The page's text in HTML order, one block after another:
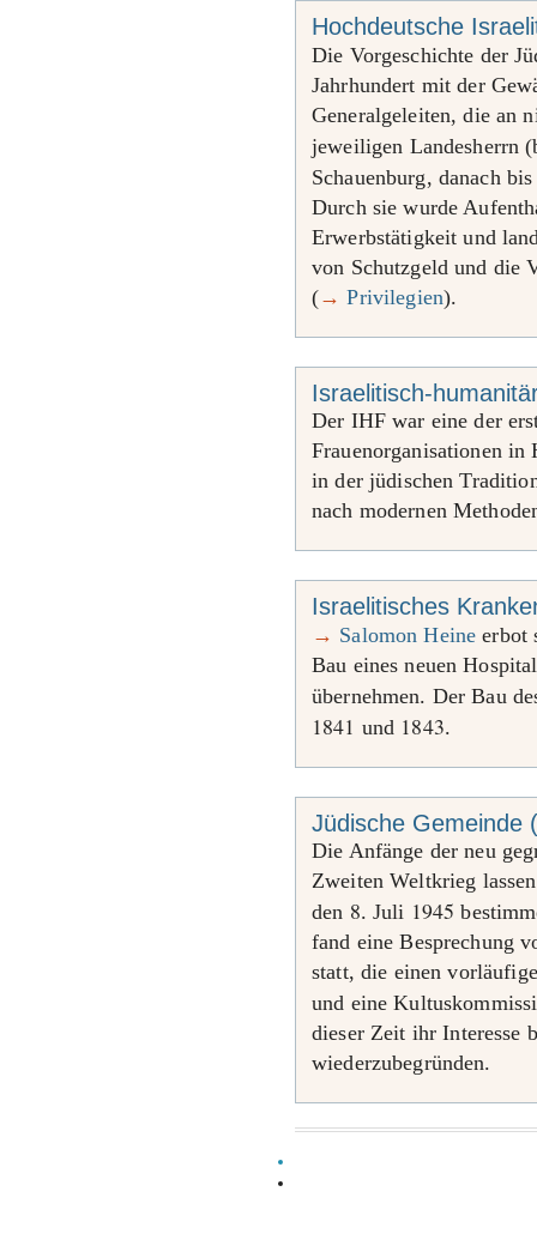
Hochdeutsche
Die Vorgeschichte der
Jahrhundert mit der
Generalgeleiten, die an
jeweiligen Landesherrn
Schauenburg, danach
Durch sie wurde
Erwerbstätigkeit und
von Schutzgeld und die
(→ Privilegien).
Israelitisch-
Der IHF war eine der
Frauenorganisationen in
in der jüdischen
nach modernen
Israelitisches
→ Salomon Heine erbot
Bau eines neuen
übernehmen. Der Bau
1841 und 1843.
Jüdische Gemeinde
Die Anfänge der neu
Zweiten Weltkrieg
den 8. Juli 1945
fand eine Besprechung
statt, die einen
und eine
dieser Zeit ihr Interesse
wiederzubegründen.